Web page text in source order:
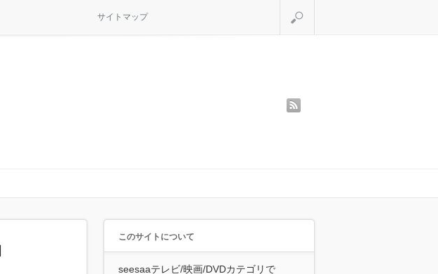
サイトマップ
このサイトについて
seesaaテレビ/映画/DVDカテゴリで